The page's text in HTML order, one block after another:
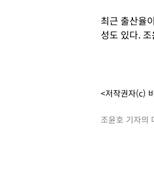
최근 출산율
성도 있다.
<저작권자(c)
조윤호 기자의